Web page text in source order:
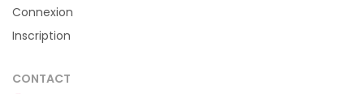
Connexion
Inscription
CONTACT